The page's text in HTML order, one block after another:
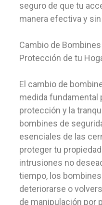
seguro de que tu
manera efectiva y
Cambio de
Protección de tu
El cambio de
medida fundamental
protección y la
bombines de
esenciales de las
proteger tu
intrusiones no
tiempo, los
deteriorarse o
de manipulación por